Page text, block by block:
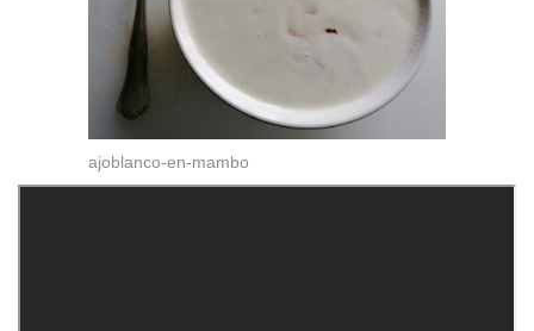
ajoblanco-en-mambo